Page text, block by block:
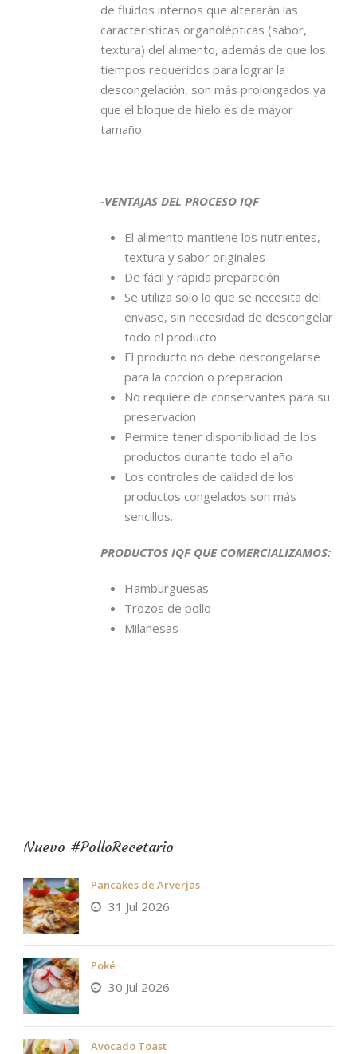
de fluidos internos que alterarán las
características organolépticas (sabor,
textura) del alimento, además de que los
tiempos requeridos para lograr la
descongelación, son más prolongados ya
que el bloque de hielo es de mayor
tamaño.
-VENTAJAS DEL PROCESO IQF
El alimento mantiene los nutrientes,
textura y sabor originales
De fácil y rápida preparación
Se utiliza sólo lo que se necesita del
envase, sin necesidad de descongelar
todo el producto.
El producto no debe descongelarse
para la cocción o preparación
No requiere de conservantes para su
preservación
Permite tener disponibilidad de los
productos durante todo el año
Los controles de calidad de los
productos congelados son más
sencillos.
PRODUCTOS IQF QUE COMERCIALIZAMOS:
Hamburguesas
Trozos de pollo
Milanesas
Nuevo #PolloRecetario
Pancakes de Arverjas
31 Jul 2026
Poké
30 Jul 2026
Avocado Toast